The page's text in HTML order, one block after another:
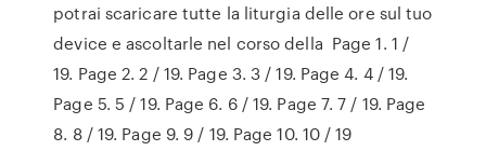
potrai scaricare tutte la liturgia delle ore sul tuo
device e ascoltarle nel corso della Page 1. 1 /
19. Page 2. 2 / 19. Page 3. 3 / 19. Page 4. 4 / 19.
Page 5. 5 / 19. Page 6. 6 / 19. Page 7. 7 / 19. Page
8. 8 / 19. Page 9. 9 / 19. Page 10. 10 / 19